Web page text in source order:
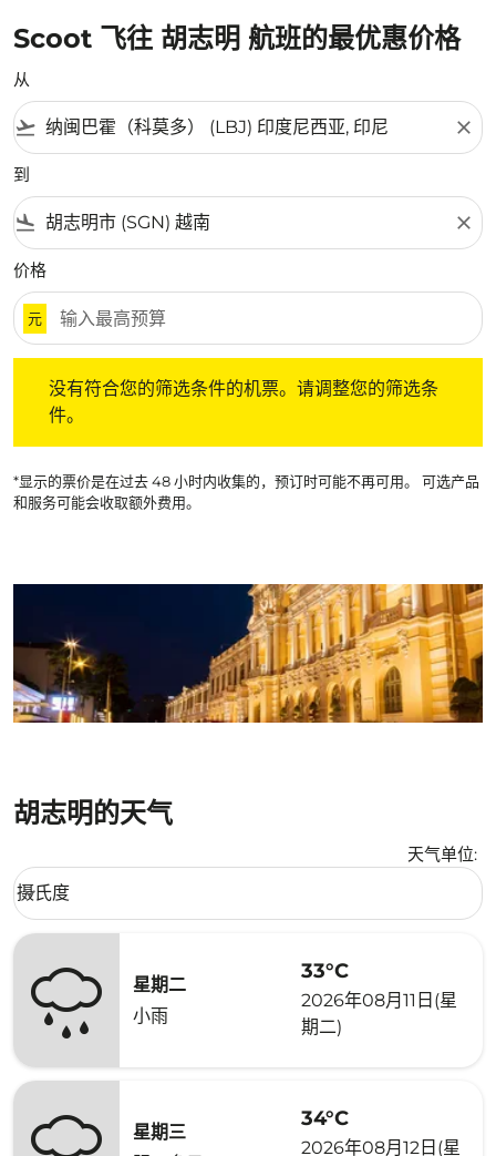
Scoot 飞往 胡志明 航班的最优惠价格
从
flight_takeoff close
到
flight_land close
价格
元
没有符合您的筛选条件的机票。请调整您的筛选条
件。
*显示的票价是在过去 48 小时内收集的，预订时可能不再可用。 可选产品
和服务可能会收取额外费用。
胡志明的天气
天气单位:
Weather unit option 摄氏度 Selected
摄氏度
keyboard_arrow_down
星期二
小雨
33°C
2026年08月11日(星
期二)
星期三
34°C
2026年08月12日(星